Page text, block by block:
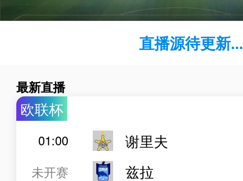
直播源待更新...
最新直播
欧联杯
01:00
未开赛
谢里夫
兹拉